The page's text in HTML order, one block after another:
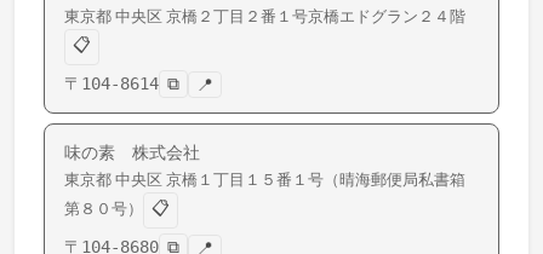
東京都 中央区 京橋 ２丁目２番１号京橋エドグラン２４階
📋
〒 104-8614 ⧉ 📍
味の素 株式会社
東京都 中央区 京橋 １丁目１５番１号（晴海郵便局私書箱
第８０号）
📋
〒 104-8680 ⧉ 📍